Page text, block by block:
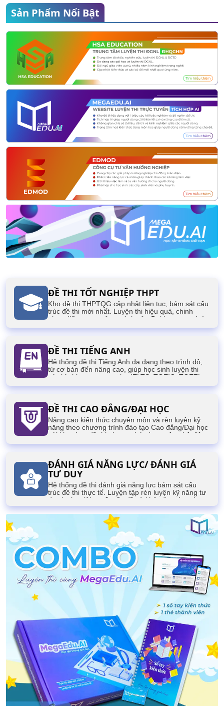
Sản Phẩm Nổi Bật
ĐỀ THI TỐT NGHIỆP THPT
Kho đề thi THPTQG cập nhật liên tục, bám sát cấu
trúc đề thi mới nhất. Luyện thi hiệu quả, chinh
phục điểm cao, mở ra cánh cửa Đại học mơ ước!
ĐỀ THI TIẾNG ANH
Hệ thống đề thi Tiếng Anh đa dạng theo trình độ,
từ cơ bản đến nâng cao, giúp học sinh luyện thi
các kỳ thi quan trọng như IELTS, TOEIC, TOEFL,
VSTEP,...
ĐỀ THI CAO ĐẲNG/ĐẠI HỌC
Nâng cao kiến thức chuyên môn và rèn luyện kỹ
năng theo chương trình đào tạo Cao đẳng/Đại học
với kho tàng đề thi phong phú, được cập nhật liên
tục, phục vụ cho các kỳ thi của sinh viên.
ĐÁNH GIÁ NĂNG LỰC/ ĐÁNH GIÁ
TƯ DUY
Hệ thống đề thi đánh giá năng lực bám sát cấu
trúc đề thi thực tế. Luyện tập rèn luyện kỹ năng tư
duy logic, giải quyết vấn đề và khả năng ứng dụng
kiến thức của học sinh.